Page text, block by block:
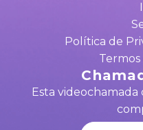
Política de
Termos
Esta